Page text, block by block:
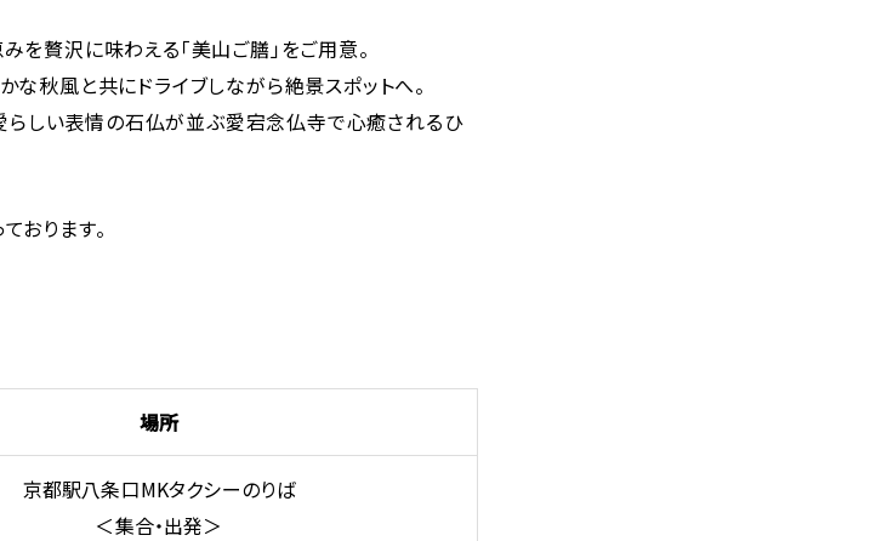
を贅沢に味わえる「美山ご膳」をご用意。
秋風と共にドライブしながら絶景スポットへ。
らしい表情の石仏が並ぶ愛宕念仏寺で心癒されるひ
おります。
場所
京都駅八条口MKタクシーのりば
＜集合・出発＞